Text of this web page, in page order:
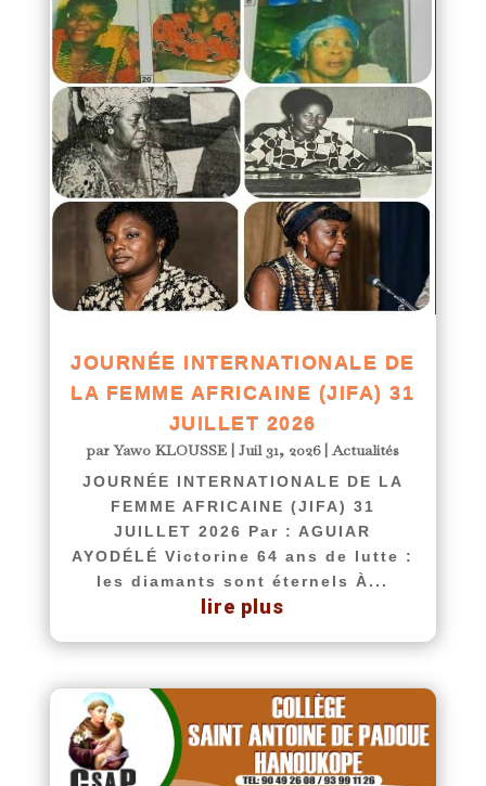
JOURNÉE INTERNATIONALE DE
LA FEMME AFRICAINE (JIFA) 31
JUILLET 2026
parYawo KLOUSSE |Juil 31, 2026|Actualités
JOURNÉE INTERNATIONALE DE LA
FEMME AFRICAINE (JIFA) 31
JUILLET 2026 Par : AGUIAR
AYODÉLÉ Victorine 64 ans de lutte :
les diamants sont éternels À...
lire plus